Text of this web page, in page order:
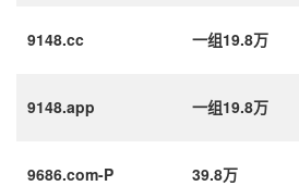
9148.cc 一组19.8万
9148.app 一组19.8万
9686.com-P 39.8万